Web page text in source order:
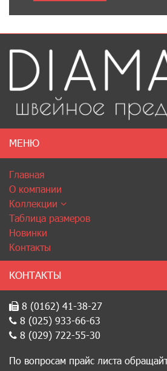
МЕНЮ
Главная
О компании
Коллекции
Таблица размеров
Новинки
Контакты
КОНТАКТЫ
8 (0162) 41-38-27
8 (025) 933-66-63
8 (029) 722-55-30
По вопросам прайс листа